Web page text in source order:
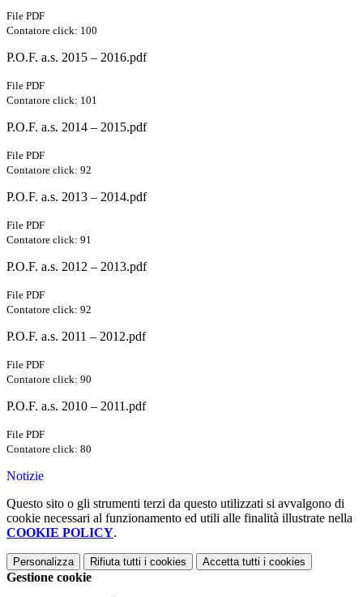
File PDF
Contatore click: 100
P.O.F. a.s. 2015 – 2016.pdf
File PDF
Contatore click: 101
P.O.F. a.s. 2014 – 2015.pdf
File PDF
Contatore click: 92
P.O.F. a.s. 2013 – 2014.pdf
File PDF
Contatore click: 91
P.O.F. a.s. 2012 – 2013.pdf
File PDF
Contatore click: 92
P.O.F. a.s. 2011 – 2012.pdf
File PDF
Contatore click: 90
P.O.F. a.s. 2010 – 2011.pdf
File PDF
Contatore click: 80
Notizie
Questo sito o gli strumenti terzi da questo utilizzati si avvalgono di
cookie necessari al funzionamento ed utili alle finalità illustrate nella
COOKIE POLICY.
Personalizza Rifiuta tutti i cookies Accetta tutti i cookies
Gestione cookie